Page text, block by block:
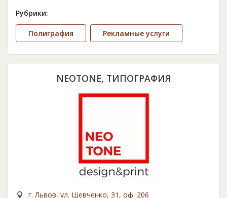
Рубрики:
Полиграфия Рекламные услуги
NEOTONE, ТИПОГРАФИЯ
г. Львов, ул. Шевченко, 31, оф. 206